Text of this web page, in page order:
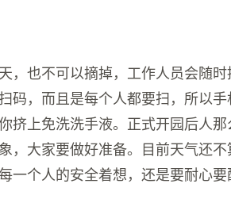
，也不可以摘掉，工作人员会随时
码，而且是每个人都要扫，所以手
挤上免洗洗手液。正式开园后人那
，大家要做好准备。目前天气还不
一个人的安全着想，还是要耐心要